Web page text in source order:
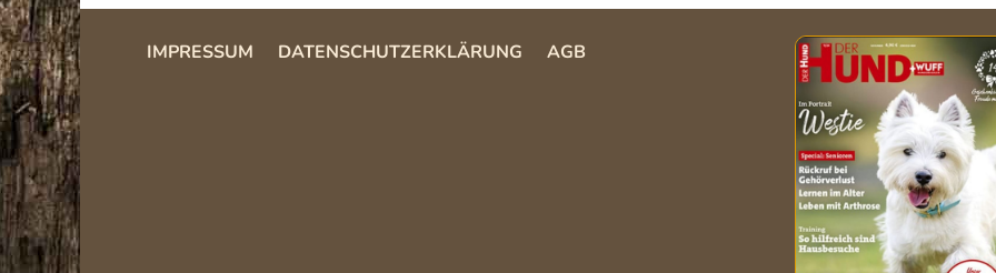
IMPRESSUM DATENSCHUTZERKLÄRUNG AGB